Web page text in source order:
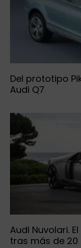
Del prototipo
Audi Q7
Audi Nuvolari.
tras más de